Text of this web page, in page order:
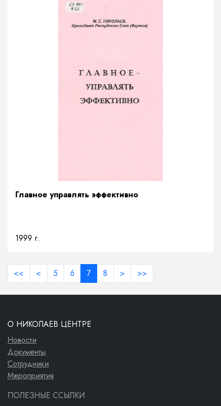
Главное управлять эффективно
1999 г.
<< < 5 6 7 8 > >>
О НИКОЛАЕВ ЦЕНТРЕ
Новости
Документы
Сотрудники
Мероприятия
ПОЛЕЗНЫЕ ССЫЛКИ